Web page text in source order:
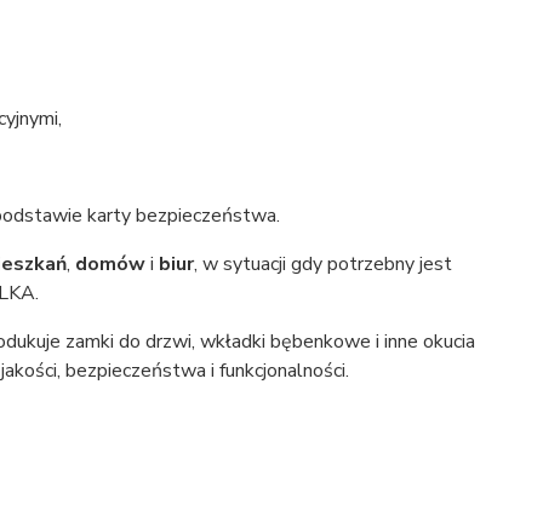
karty bezpieczeństwa.
, domówi biur, w sytuacji gdy potrzebny jest
zamki do drzwi, wkładki bębenkowe i inne okucia
bezpieczeństwa i funkcjonalności.